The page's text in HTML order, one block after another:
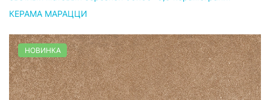
КЕРАМА МАРАЦЦИ
НОВИНКА